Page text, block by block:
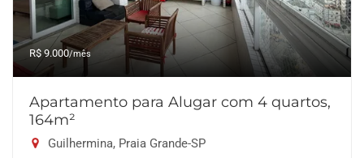
R$ 9.000/mês
Apartamento para Alugar com 4 quartos,
164m²
Guilhermina, Praia Grande-SP